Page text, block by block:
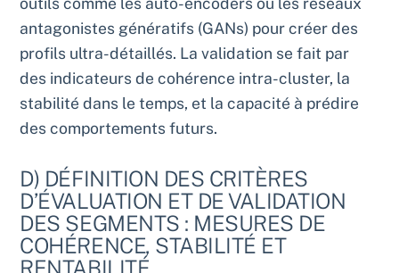
antagonistes génératifs (GANs) pour créer des
profils ultra-détaillés. La validation se fait par
des indicateurs de cohérence intra-cluster, la
stabilité dans le temps, et la capacité à prédire
des comportements futurs.
D) DÉFINITION DES CRITÈRES
D’ÉVALUATION ET DE VALIDATION
DES SEGMENTS : MESURES DE
COHÉRENCE, STABILITÉ ET
RENTABILITÉ